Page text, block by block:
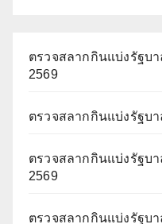
ตรวจสลากกินแบ่งรัฐบ
2569
ตรวจสลากกินแบ่งรัฐบ
ตรวจสลากกินแบ่งรัฐบ
2569
ตรวจสลากกินแบ่งรัฐบ